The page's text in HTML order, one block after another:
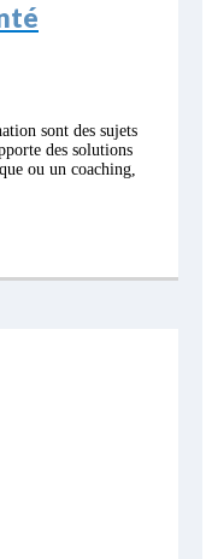
sont des sujets
des solutions
ou un coaching,